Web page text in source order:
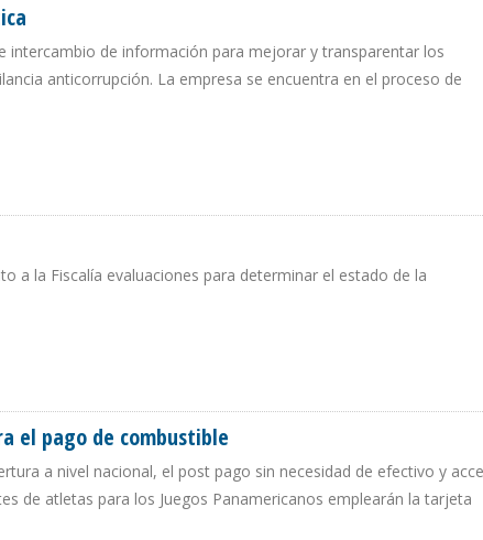
intercambio de información para mejorar y transparentar los
anticorrupción. La empresa se encuentra en el proceso de
a la Fiscalía evaluaciones para determinar el estado de la
el pago de combustible
a nivel nacional, el post pago sin necesidad de efectivo y
de atletas para los Juegos Panamericanos emplearán la tarjeta